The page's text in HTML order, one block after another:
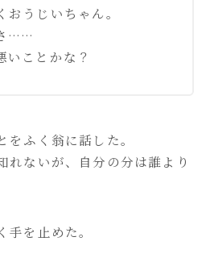
おうじいちゃん。
……
いことかな？
ふく翁に話した。
れないが、自分の分は誰より
を止めた。